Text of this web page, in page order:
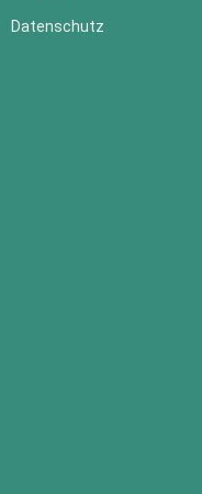
Datenschutz